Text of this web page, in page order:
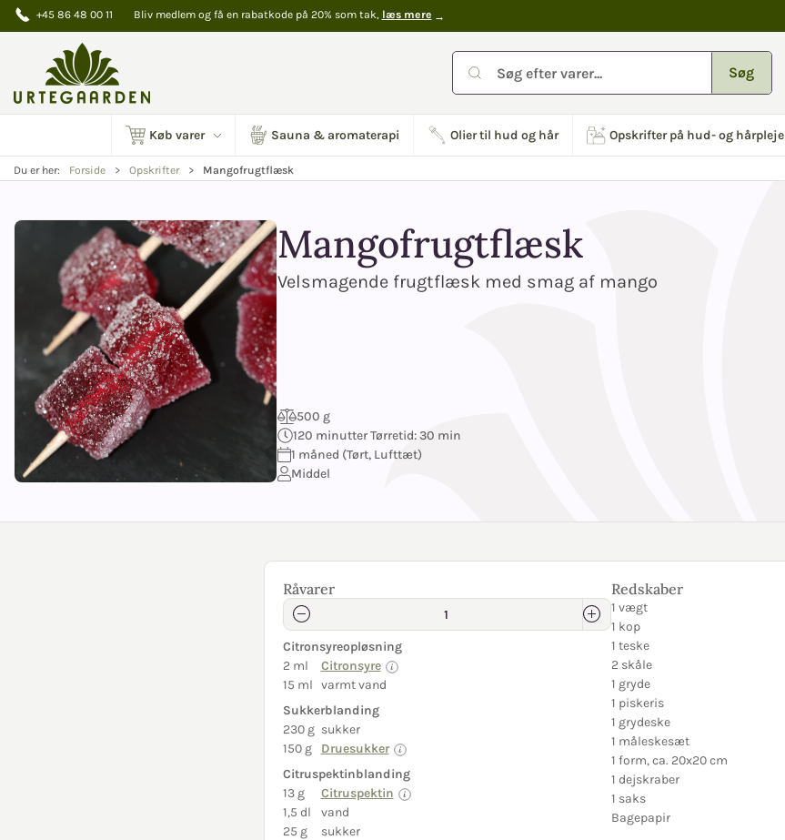
+45 86 48 00 11 Bliv medlem og få en rabatkode på 20% som tak, læs mere
Søg
Køb varer Sauna & aromaterapi Olier til hud og hår Opskrifter på hud- og hårpleje
Du er her: Forside Opskrifter Mangofrugtflæsk
Mangofrugtflæsk
Velsmagende frugtflæsk med smag af mango
500 g
120 minutter Tørretid: 30 min
1 måned (Tørt, Lufttæt)
Middel
Råvarer
Citronsyreopløsning
2 ml
Citronsyre
15 ml varmt vand
Sukkerblanding
230 g sukker
150 g
Druesukker
Citruspektinblanding
13 g
Citruspektin
1,5 dl
vand
25 g
sukker
Redskaber
1 vægt
1 kop
1 teske
2 skåle
1 gryde
1 piskeris
1 grydeske
1 måleskesæt
1 form, ca. 20x20 cm
1 dejskraber
1 saks
Bagepapir